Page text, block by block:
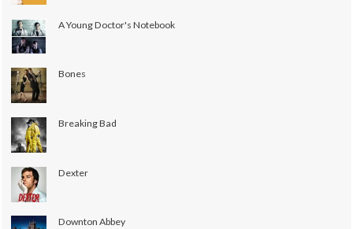
A Young Doctor's Notebook
Bones
Breaking Bad
Dexter
Downton Abbey